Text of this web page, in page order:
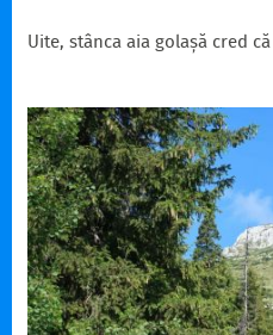
Uite, stânca aia golașă cred